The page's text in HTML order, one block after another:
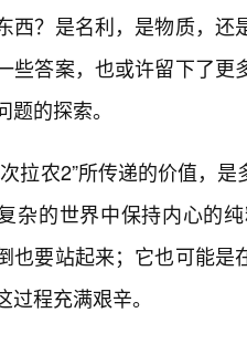
西？是名利，是物质，
些答案，也或许留下了
题的探索。
拉农2”所传递的价值，
杂的世界中保持内心的
也要站起来；它也可能
过程充满艰辛。